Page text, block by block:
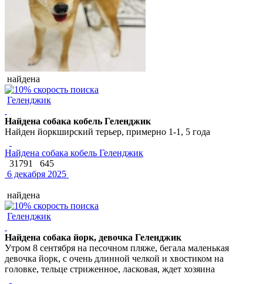
найдена
Геленджик
Найдена собака кобель Геленджик
Найден йоркширский терьер, примерно 1-1, 5 года
Найдена собака кобель Геленджик
31791
645
6 декабря 2025
найдена
Геленджик
Найдена собака йорк, девочка Геленджик
Утром 8 сентября на песочном пляже, бегала маленькая
девочка йорк, с очень длинной челкой и хвостиком на
головке, тельце стриженное, ласковая, ждет хозяина